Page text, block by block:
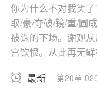
你为什么不对我笑
取/豪/夺破/镜/重/圆
被诛的下场。谢观
宫饮恨。从此再无
唯她攀了高枝逃走
最新 第20章